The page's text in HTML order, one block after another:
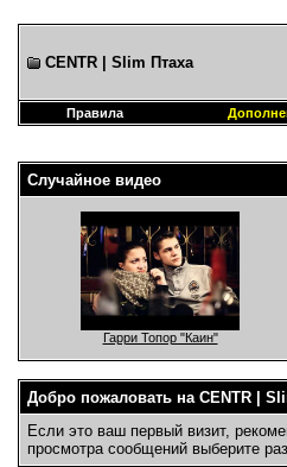
CENTR | Slim Птаха
Правила
Случайное видео
Гарри Топор "Каин"
Добро пожаловать на CENTR |
Если это ваш первый визит,
просмотра сообщений выберите